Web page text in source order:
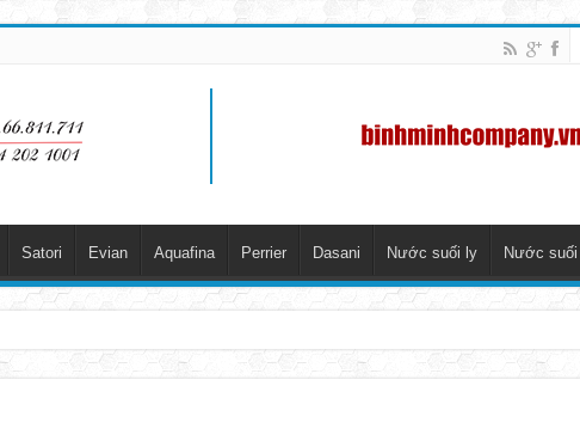
Satori Evian Aquafina Perrier Dasani Nước suối ly Nước suối